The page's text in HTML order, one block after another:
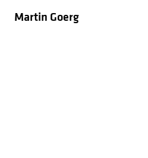
Martin Goerg